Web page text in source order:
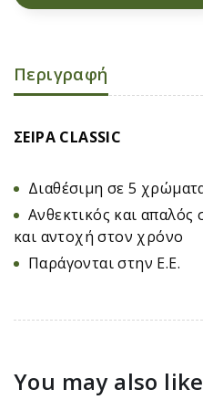
Περιγραφή
ΣΕΙΡΑ CLASSIC
Διαθέσιμη σε 5
Ανθεκτικός και απαλός
και αντοχή στον χρόνο
Παράγονται στην Ε.Ε.
You may also